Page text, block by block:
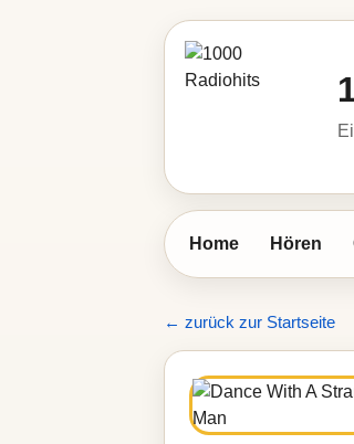
Home Hören
← zurück zur Startseite